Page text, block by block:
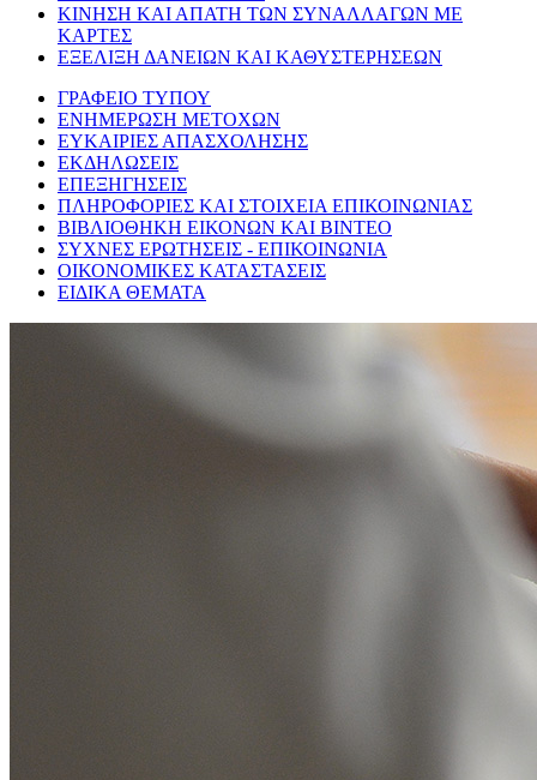
ΚΙΝΗΣΗ ΚΑΙ ΑΠΑΤΗ ΤΩΝ ΣΥΝΑΛΛΑΓΩΝ ΜΕ
ΚΑΡΤΕΣ
ΕΞΕΛΙΞΗ ΔΑΝΕΙΩΝ ΚΑΙ ΚΑΘΥΣΤΕΡΗΣΕΩΝ
ΓΡΑΦΕΙΟ ΤΥΠΟΥ
ΕΝΗΜΕΡΩΣΗ ΜΕΤΟΧΩΝ
ΕΥΚΑΙΡΙΕΣ ΑΠΑΣΧΟΛΗΣΗΣ
ΕΚΔΗΛΩΣΕΙΣ
ΕΠΕΞΗΓΗΣΕΙΣ
ΠΛΗΡΟΦΟΡΙΕΣ ΚΑΙ ΣΤΟΙΧΕΙΑ ΕΠΙΚΟΙΝΩΝΙΑΣ
ΒΙΒΛΙΟΘΗΚΗ ΕΙΚΟΝΩΝ ΚΑΙ ΒΙΝΤΕΟ
ΣΥΧΝΕΣ ΕΡΩΤΗΣΕΙΣ - ΕΠΙΚΟΙΝΩΝΙΑ
ΟΙΚΟΝΟΜΙΚΕΣ ΚΑΤΑΣΤΑΣΕΙΣ
ΕΙΔΙΚΑ ΘΕΜΑΤΑ